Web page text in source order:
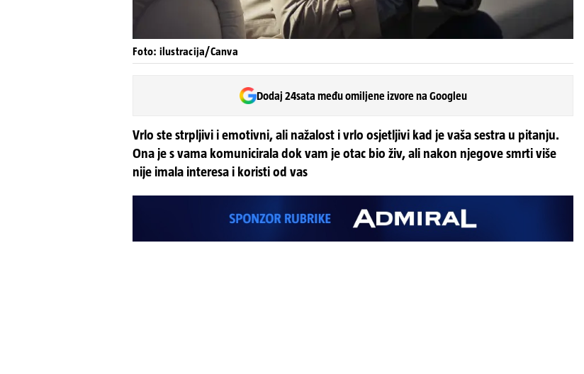
Foto: ilustracija/Canva
Dodaj 24sata među omiljene izvore na Googleu
Vrlo ste strpljivi i emotivni, ali nažalost i vrlo osjetljivi kad je vaša sestra u pitanju.
Ona je s vama komunicirala dok vam je otac bio živ, ali nakon njegove smrti više
nije imala interesa i koristi od vas